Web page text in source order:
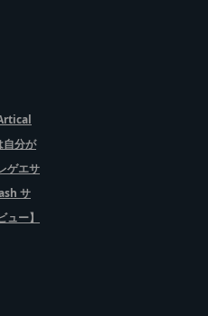
自分が
ゲエサ
サ
ー】